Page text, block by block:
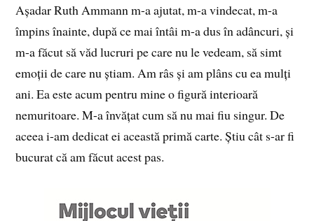
Așadar Ruth Ammann m-a ajutat, m-a vindecat, m-a
împins înainte, după ce mai întâi m-a dus în adâncuri, și
m-a făcut să văd lucruri pe care nu le vedeam, să simt
emoții de care nu știam. Am râs și am plâns cu ea mulți
ani. Ea este acum pentru mine o figură interioară
nemuritoare. M-a învățat cum să nu mai fiu singur. De
aceea i-am dedicat ei această primă carte. Știu cât s-ar fi
bucurat că am făcut acest pas.